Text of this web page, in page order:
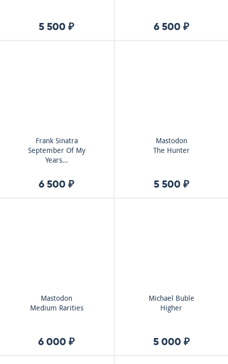
5 500 ₽ 6 500 ₽
Frank Sinatra
September Of My
Years...
6 500 ₽
Mastodon
The Hunter
5 500 ₽
Mastodon
Medium Rarities
6 000 ₽
Michael Buble
Higher
5 000 ₽